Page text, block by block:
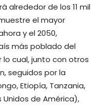
alrededor de los 11 mil
el mayor
y el 2050,
más poblado del
lo cual, junto con otros
seguidos por la
Etiopía, Tanzania,
Unidos de América),